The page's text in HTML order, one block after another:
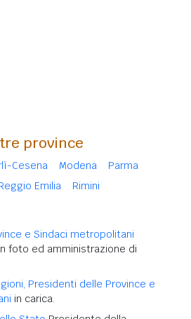
province
Cesena Modena
Parma
Emilia Rimini
e Sindaci metropolitani
foto ed amministrazione di
Presidenti delle Province e
in carica.